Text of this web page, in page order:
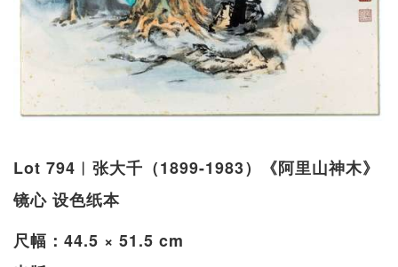
Lot 794︱张大千（1899-1983）《阿里山神木》
镜心 设色纸本
尺幅：44.5 × 51.5 cm